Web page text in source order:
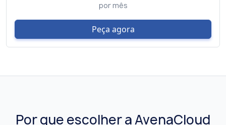
por mês
Peça agora
Por que escolher a AvenaCloud